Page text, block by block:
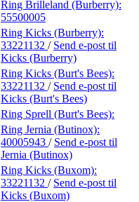
Ring Brilleland (Burberry):
55500005
Ring Kicks (Burberry):
33221132 / Send e-post til
Kicks (Burberry)
Ring Kicks (Burt's Bees):
33221132 / Send e-post til
Kicks (Burt's Bees)
Ring Sprell (Burt's Bees):
Ring Jernia (Butinox):
40005943 / Send e-post til
Jernia (Butinox)
Ring Kicks (Buxom):
33221132 / Send e-post til
Kicks (Buxom)